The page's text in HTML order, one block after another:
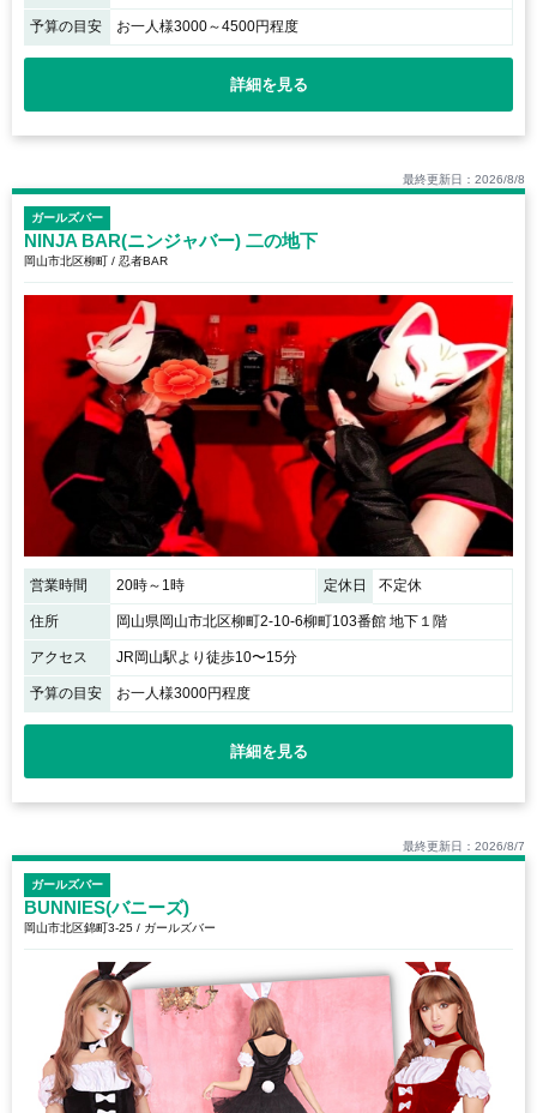
予算の目安 お一人様3000～4500円程度
詳細を見る
最終更新日：2026/8/8
ガールズバー
NINJA BAR(ニンジャバー) 二の地下
岡山市北区柳町 / 忍者BAR
営業時間 20時～1時 定休日 不定休
住所 岡山県岡山市北区柳町2-10-6柳町103番館 地下１階
アクセス JR岡山駅より徒歩10〜15分
予算の目安 お一人様3000円程度
詳細を見る
最終更新日：2026/8/7
ガールズバー
BUNNIES(バニーズ)
岡山市北区錦町3-25 / ガールズバー